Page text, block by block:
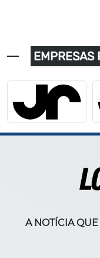
EMPRESAS
A NOTÍCIA